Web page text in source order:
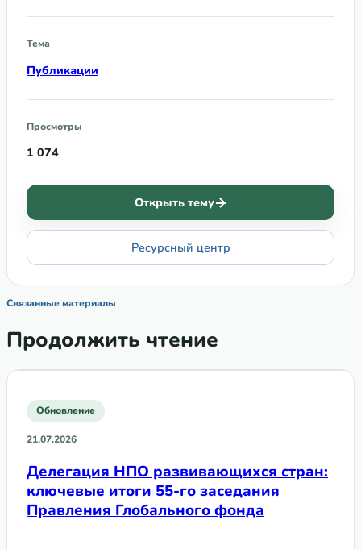
Тема
Публикации
Просмотры
1 074
Открыть тему
Ресурсный центр
Связанные материалы
Продолжить чтение
Обновление
21.07.2026
Делегация НПО развивающихся стран:
ключевые итоги 55-го заседания
Правления Глобального фонда